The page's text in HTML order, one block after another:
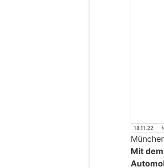
18.11.22
Mit